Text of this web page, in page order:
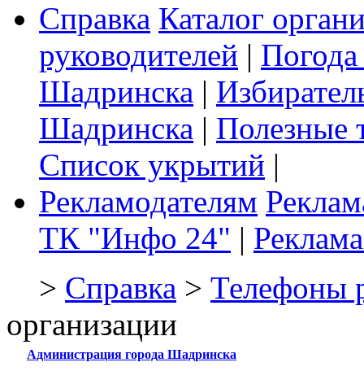
Справка Каталог
руководителей |
Шадринска |
Шадринска | Полезные
Список укрытий |
Рекламодателям
ТК "Инфо 24" |
> Справка > Телефоны
организации
Администрация города Шадринска